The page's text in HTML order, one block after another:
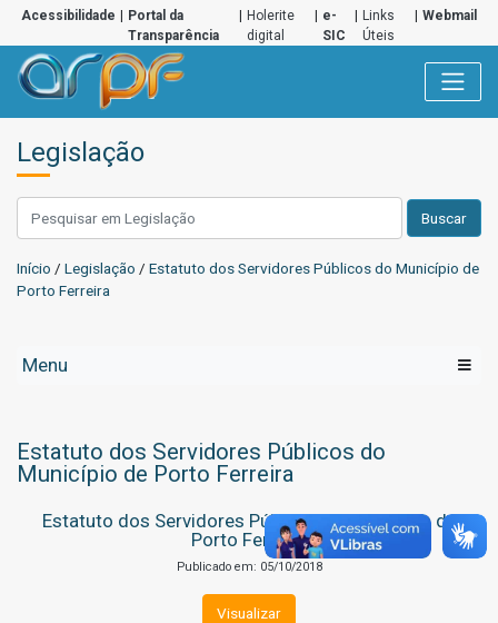
Acessibilidade
Portal da
Transparência
Holerite
digital
e-
SIC
Links
Úteis
Webmail
Legislação
Buscar
Início / Legislação / Estatuto dos Servidores Públicos do Município de
Porto Ferreira
Menu
Estatuto dos Servidores Públicos do
Município de Porto Ferreira
Estatuto dos Servidores Públicos do Município de
Porto Ferreira
Publicado em: 05/10/2018
Visualizar